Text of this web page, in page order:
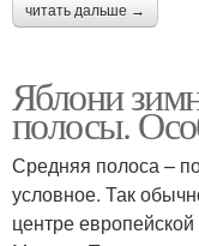
читать дальше →
Яблони
полосы.
Средняя полоса –
условное. Так
центре